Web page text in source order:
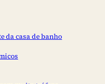
da casa de banho